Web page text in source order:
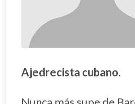
Ajedrecista cubano.